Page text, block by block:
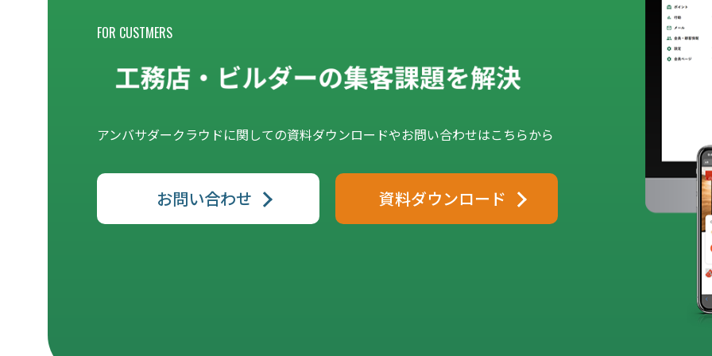
FOR CUSTMERS
アンバサダークラウドに関しての資料ダウンロードやお問い合わせはこちらから
お問い合わせ 資料ダウンロード